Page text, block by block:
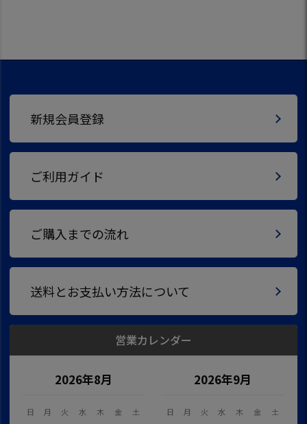
新規会員登録
ご利用ガイド
ご購入までの流れ
送料とお支払い方法について
営業カレンダー
2026年8月
日 月 火 水 木 金 土
2026年9月
日 月 火 水 木 金 土